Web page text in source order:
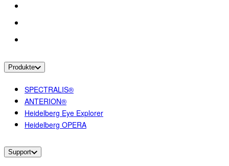
Produkte
SPECTRALIS®
ANTERION®
Heidelberg Eye Explorer
Heidelberg OPERA
Support